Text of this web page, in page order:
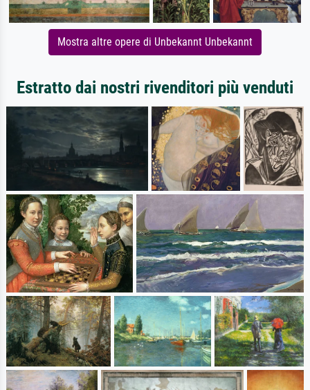
Mostra altre opere di Unbekannt Unbekannt
Estratto dai nostri rivenditori più venduti